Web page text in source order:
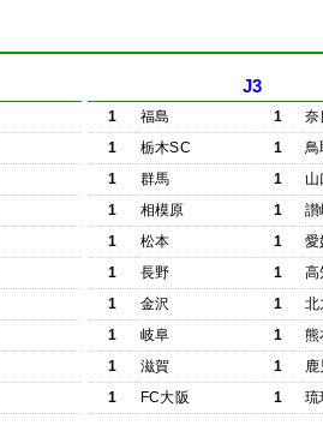
J3
1 福島 1
奈
1
栃木SC 1
鳥
1
群馬 1
山
1
相模原 1
讃
1
松本 1
愛
1
長野 1
高
1
金沢 1
北
1
岐阜 1
熊
1
滋賀 1
鹿
1
FC大阪 1 琉